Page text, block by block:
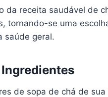
da receita saudável de
tornando-se uma
saúde geral.
de sopa de chá de